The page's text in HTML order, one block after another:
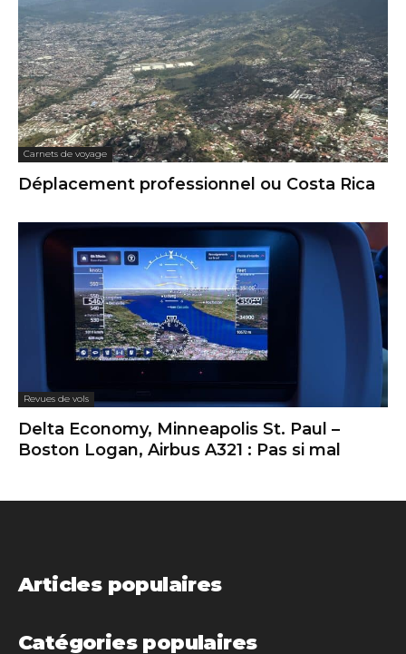
Carnets de voyage
Déplacement professionnel ou Costa Rica
Revues de vols
Delta Economy, Minneapolis St. Paul –
Boston Logan, Airbus A321 : Pas si mal
Articles populaires
Catégories populaires